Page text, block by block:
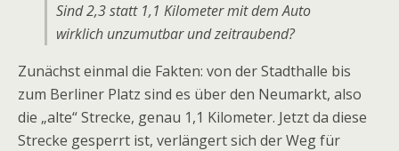
Sind 2,3 statt 1,1 Kilometer mit dem Auto
wirklich unzumutbar und zeitraubend?
Zunächst einmal die Fakten: von der Stadthalle bis
zum Berliner Platz sind es über den Neumarkt, also
die „alte“ Strecke, genau 1,1 Kilometer. Jetzt da diese
Strecke gesperrt ist, verlängert sich der Weg für